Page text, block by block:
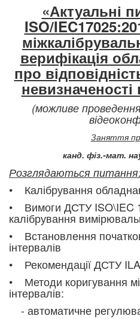
«Актуальні
ISO/
верифікація
про
(можливе
Заняття
канд. фіз.-мат.
Розглядаються
• Калібрування
• Вимоги ДСТУ ISO\IEC
калібрування
• Встановлення
інтервалів
• Рекомендації ДСТУ
• Методи коригування
інтервалів:
- автоматичне